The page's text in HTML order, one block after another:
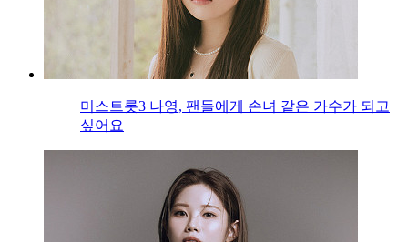
미스트롯3 나영, 팬들에게 손녀 같은 가수가 되고
싶어요